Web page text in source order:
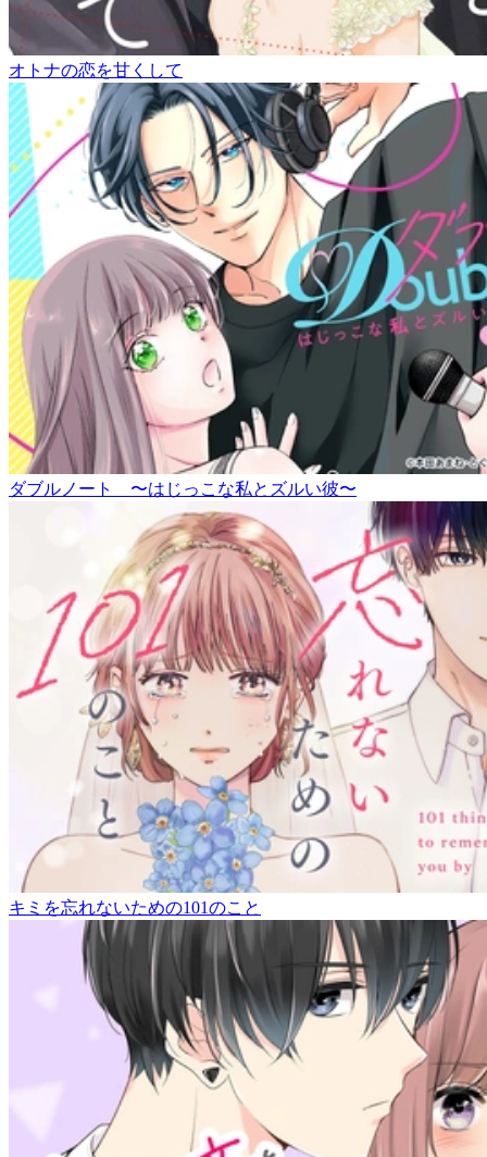
オトナの恋を甘くして
ダブルノート 〜はじっこな私とズルい彼〜
キミを忘れないための101のこと